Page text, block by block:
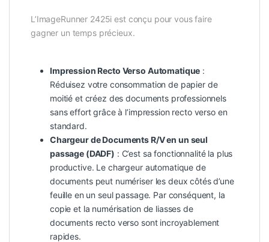
L’ImageRunner 2425i est conçu pour vous faire
gagner un temps précieux.
Impression Recto Verso Automatique :
Réduisez votre consommation de papier de
moitié et créez des documents professionnels
sans effort grâce à l’impression recto verso en
standard.
Chargeur de Documents R/V en un seul
passage (DADF) : C’est sa fonctionnalité la plus
productive. Le chargeur automatique de
documents peut numériser les deux côtés d’une
feuille en un seul passage. Par conséquent, la
copie et la numérisation de liasses de
documents recto verso sont incroyablement
rapides.